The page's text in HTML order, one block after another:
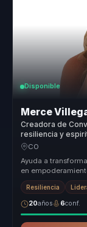
Disponible
Merce
Creadora de
resiliencia y
lideres.
CO
Ayuda a
en
cambios prof...
Resiliencia
20años 6conf.